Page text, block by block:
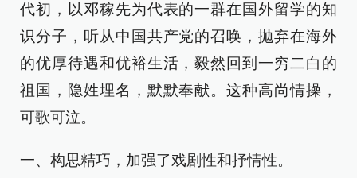
代初，以邓稼先为代表的一群在国外留学的知
识分子，听从中国共产党的召唤，抛弃在海外
的优厚待遇和优裕生活，毅然回到一穷二白的
祖国，隐姓埋名，默默奉献。这种高尚情操，
可歌可泣。
一、构思精巧，加强了戏剧性和抒情性。